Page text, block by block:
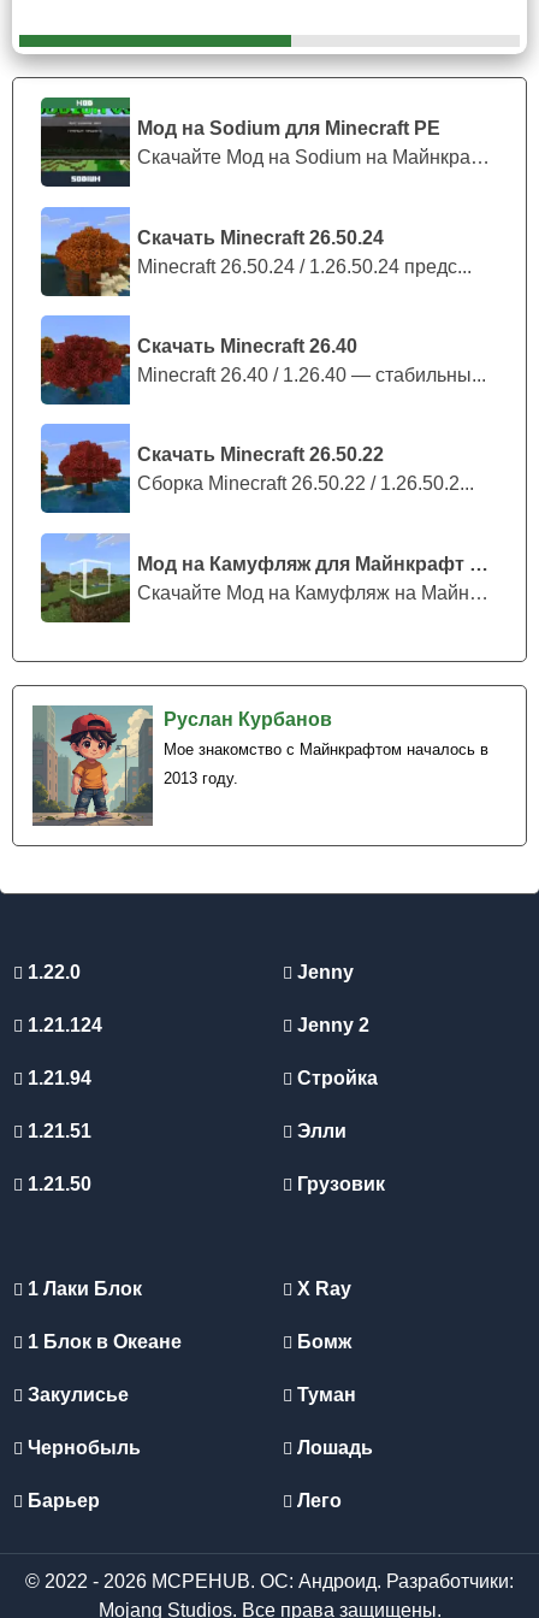
Мод на Sodium для Minecraft PE
Скачайте Мод на Sodium на Майнкрафт П...
Скачать Minecraft 26.50.24
Minecraft 26.50.24 / 1.26.50.24 предс...
Скачать Minecraft 26.40
Minecraft 26.40 / 1.26.40 — стабильны...
Скачать Minecraft 26.50.22
Сборка Minecraft 26.50.22 / 1.26.50.2...
Мод на Камуфляж для Майнкрафт ПЕ
Скачайте Мод на Камуфляж на Майнкрафт...
Руслан Курбанов
Мое знакомство с Майнкрафтом началось в
2013 году.
1.22.0
1.21.124
1.21.94
1.21.51
1.21.50
Jenny
Jenny 2
Стройка
Элли
Грузовик
1 Лаки Блок
1 Блок в Океане
Закулисье
Чернобыль
Барьер
X Ray
Бомж
Туман
Лошадь
Лего
© 2022 - 2026 MCPEHUB. ОС: Андроид. Разработчики:
Mojang Studios. Все права защищены.